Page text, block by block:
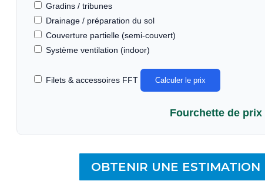
Gradins / tribunes
Drainage / préparation du sol
Couverture partielle (semi-couvert)
Système ventilation (indoor)
Filets & accessoires FFT Calculer le prix
Fourchette de prix
OBTENIR UNE ESTIMATION